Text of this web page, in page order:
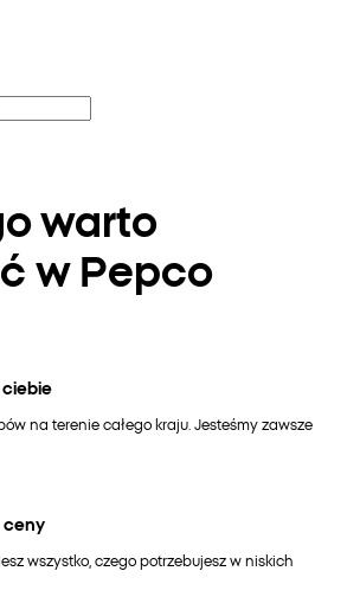
warto
w Pepco
ciebie
na terenie całego kraju. Jesteśmy zawsze
ceny
wszystko, czego potrzebujesz w niskich